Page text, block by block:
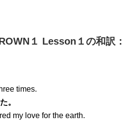
１ Lesson１の和訳：
times.
。
my love for the earth.